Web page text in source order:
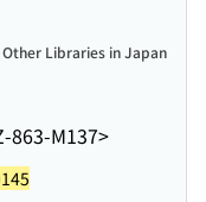
863-M137>
Other Libraries in Japan